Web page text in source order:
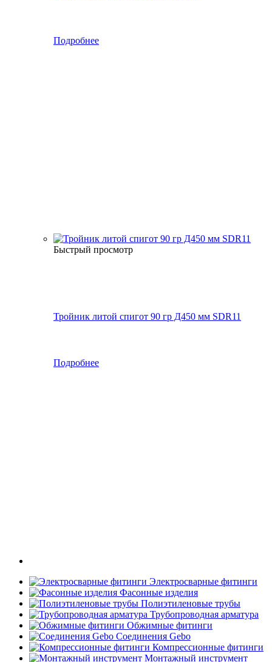
Подробнее
Быстрый просмотр
Тройник литой спигот 90 гр Д450 мм SDR11
Подробнее
Электросварные фитинги
Фасонные изделия
Полиэтиленовые трубы
Трубопроводная арматура
Обжимные фитинги
Соединения Gebo
Компрессионные фитинги
Монтажный инструмент